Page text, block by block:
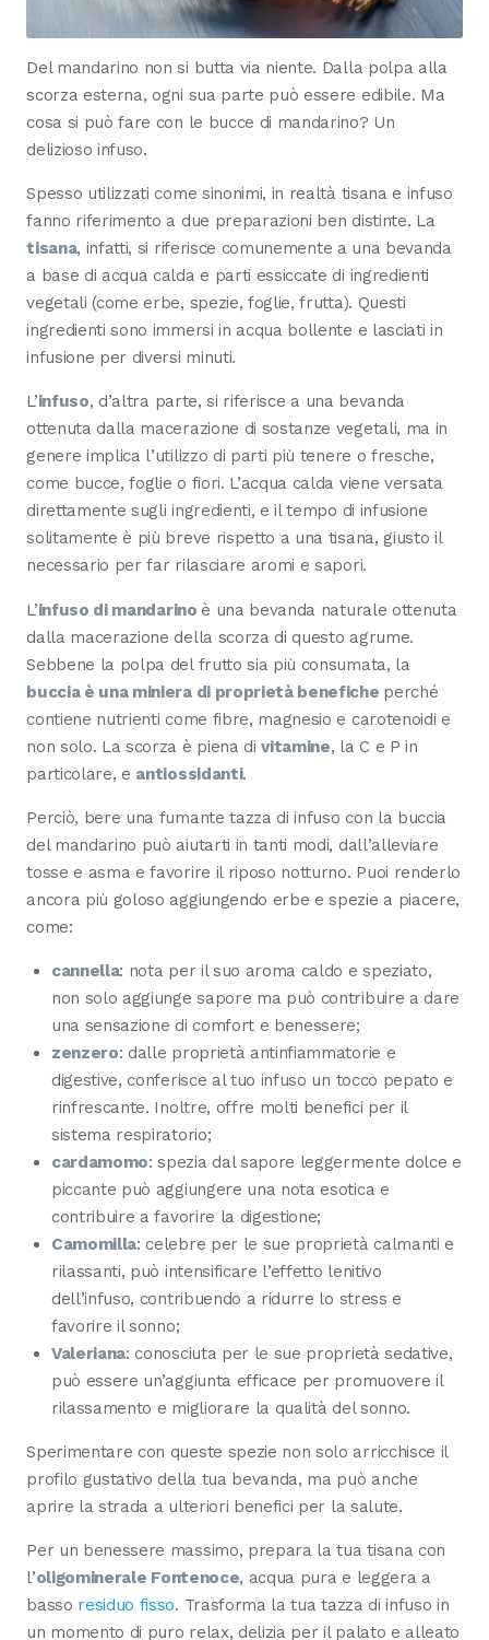
Del mandarino non si butta via niente. Dalla polpa alla
scorza esterna, ogni sua parte può essere edibile. Ma
cosa si può fare con le bucce di mandarino? Un
delizioso infuso.
Spesso utilizzati come sinonimi, in realtà tisana e infuso
fanno riferimento a due preparazioni ben distinte. La
tisana, infatti, si riferisce comunemente a una bevanda
a base di acqua calda e parti essiccate di ingredienti
vegetali (come erbe, spezie, foglie, frutta). Questi
ingredienti sono immersi in acqua bollente e lasciati in
infusione per diversi minuti.
L’infuso, d’altra parte, si riferisce a una bevanda
ottenuta dalla macerazione di sostanze vegetali, ma in
genere implica l’utilizzo di parti più tenere o fresche,
come bucce, foglie o fiori. L’acqua calda viene versata
direttamente sugli ingredienti, e il tempo di infusione
solitamente è più breve rispetto a una tisana, giusto il
necessario per far rilasciare aromi e sapori.
L’infuso di mandarino è una bevanda naturale ottenuta
dalla macerazione della scorza di questo agrume.
Sebbene la polpa del frutto sia più consumata, la
buccia è una miniera di proprietà benefiche perché
contiene nutrienti come fibre, magnesio e carotenoidi e
non solo. La scorza è piena divitamine, la C e P in
particolare, e antiossidanti.
Perciò, bere una fumante tazza di infuso con la buccia
del mandarino può aiutarti in tanti modi, dall’alleviare
tosse e asma e favorire il riposo notturno. Puoi renderlo
ancora più goloso aggiungendo erbe e spezie a piacere,
come:
cannella: nota per il suo aroma caldo e speziato,
non solo aggiunge sapore ma può contribuire a dare
una sensazione di comfort e benessere;
zenzero: dalle proprietà antinfiammatorie e
digestive, conferisce al tuo infuso un tocco pepato e
rinfrescante. Inoltre, offre molti benefici per il
sistema respiratorio;
cardamomo: spezia dal sapore leggermente dolce e
piccante può aggiungere una nota esotica e
contribuire a favorire la digestione;
Camomilla: celebre per le sue proprietà calmanti e
rilassanti, può intensificare l’effetto lenitivo
dell’infuso, contribuendo a ridurre lo stress e
favorire il sonno;
Valeriana: conosciuta per le sue proprietà sedative,
può essere un’aggiunta efficace per promuovere il
rilassamento e migliorare la qualità del sonno.
Sperimentare con queste spezie non solo arricchisce il
profilo gustativo della tua bevanda, ma può anche
aprire la strada a ulteriori benefici per la salute.
Per un benessere massimo, prepara la tua tisana con
l’oligominerale Fontenoce, acqua pura e leggera a
basso residuo fisso. Trasforma la tua tazza di infuso in
un momento di puro relax, delizia per il palato e alleato